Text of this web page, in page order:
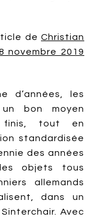
de Christian
novembre 2019
d’années, les
bon moyen
finis, tout en
standardisée
des années
objets tous
allemands
dans un
Avec